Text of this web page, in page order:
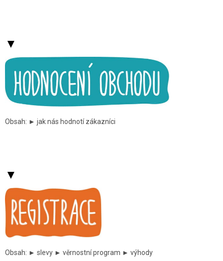
▼
Obsah: ► jak nás hodnotí zákazníci
▼
Obsah: ► slevy ► věrnostní program ► výhody